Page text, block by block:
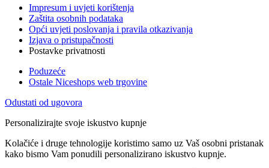
Impresum i uvjeti korištenja
Zaštita osobnih podataka
Opći uvjeti poslovanja i pravila otkazivanja
Izjava o pristupačnosti
Postavke privatnosti
Poduzeće
Ostale Niceshops web trgovine
Odustati od ugovora
Personalizirajte svoje iskustvo kupnje
Kolačiće i druge tehnologije koristimo samo uz Vaš osobni pristanak
kako bismo Vam ponudili personalizirano iskustvo kupnje.